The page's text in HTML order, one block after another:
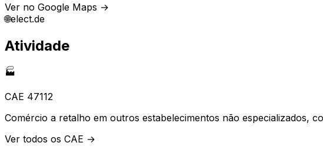
Ver no Google Maps →
🌐elect.de
Atividade
🏭
CAE 47112
Comércio a retalho em outros estabelecimentos não especializados,
Ver todos os CAE →